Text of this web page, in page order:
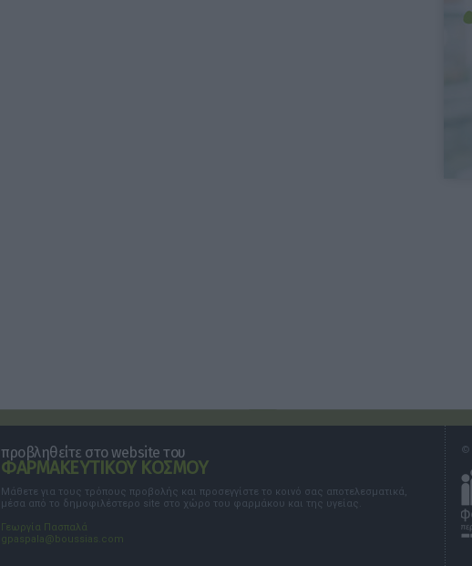
προβληθείτε στο website του
ΦΑΡΜΑΚΕΥΤΙΚΟΥ ΚΟΣΜΟΥ
Μάθετε για τους τρόπους προβολής και προσεγγίστε το κοινό σας αποτελεσματικά,
μέσα από το δημοφιλέστερο site στο χώρο του φαρμάκου και της υγείας.
Γεωργία Πασπαλά
gpaspala@boussias.com
©